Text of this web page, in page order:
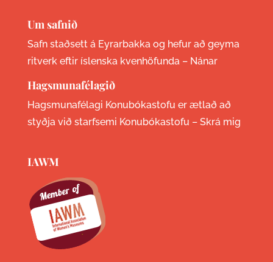
Um safnið
Safn staðsett á Eyrarbakka og hefur að geyma
ritverk eftir íslenska kvenhöfunda – Nánar
Hagsmunafélagið
Hagsmunafélagi Konubókastofu er ætlað að
styðja við starfsemi Konubókastofu – Skrá mig
IAWM